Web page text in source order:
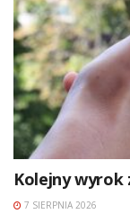
Kolejny wyrok
7 SIERPNIA 2026